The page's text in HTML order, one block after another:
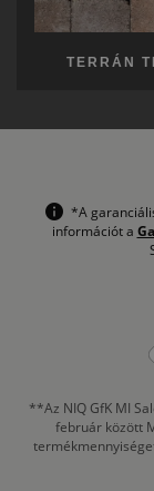
TERRÁN
*A
információt a
**Az NIQ GfK MI
február között